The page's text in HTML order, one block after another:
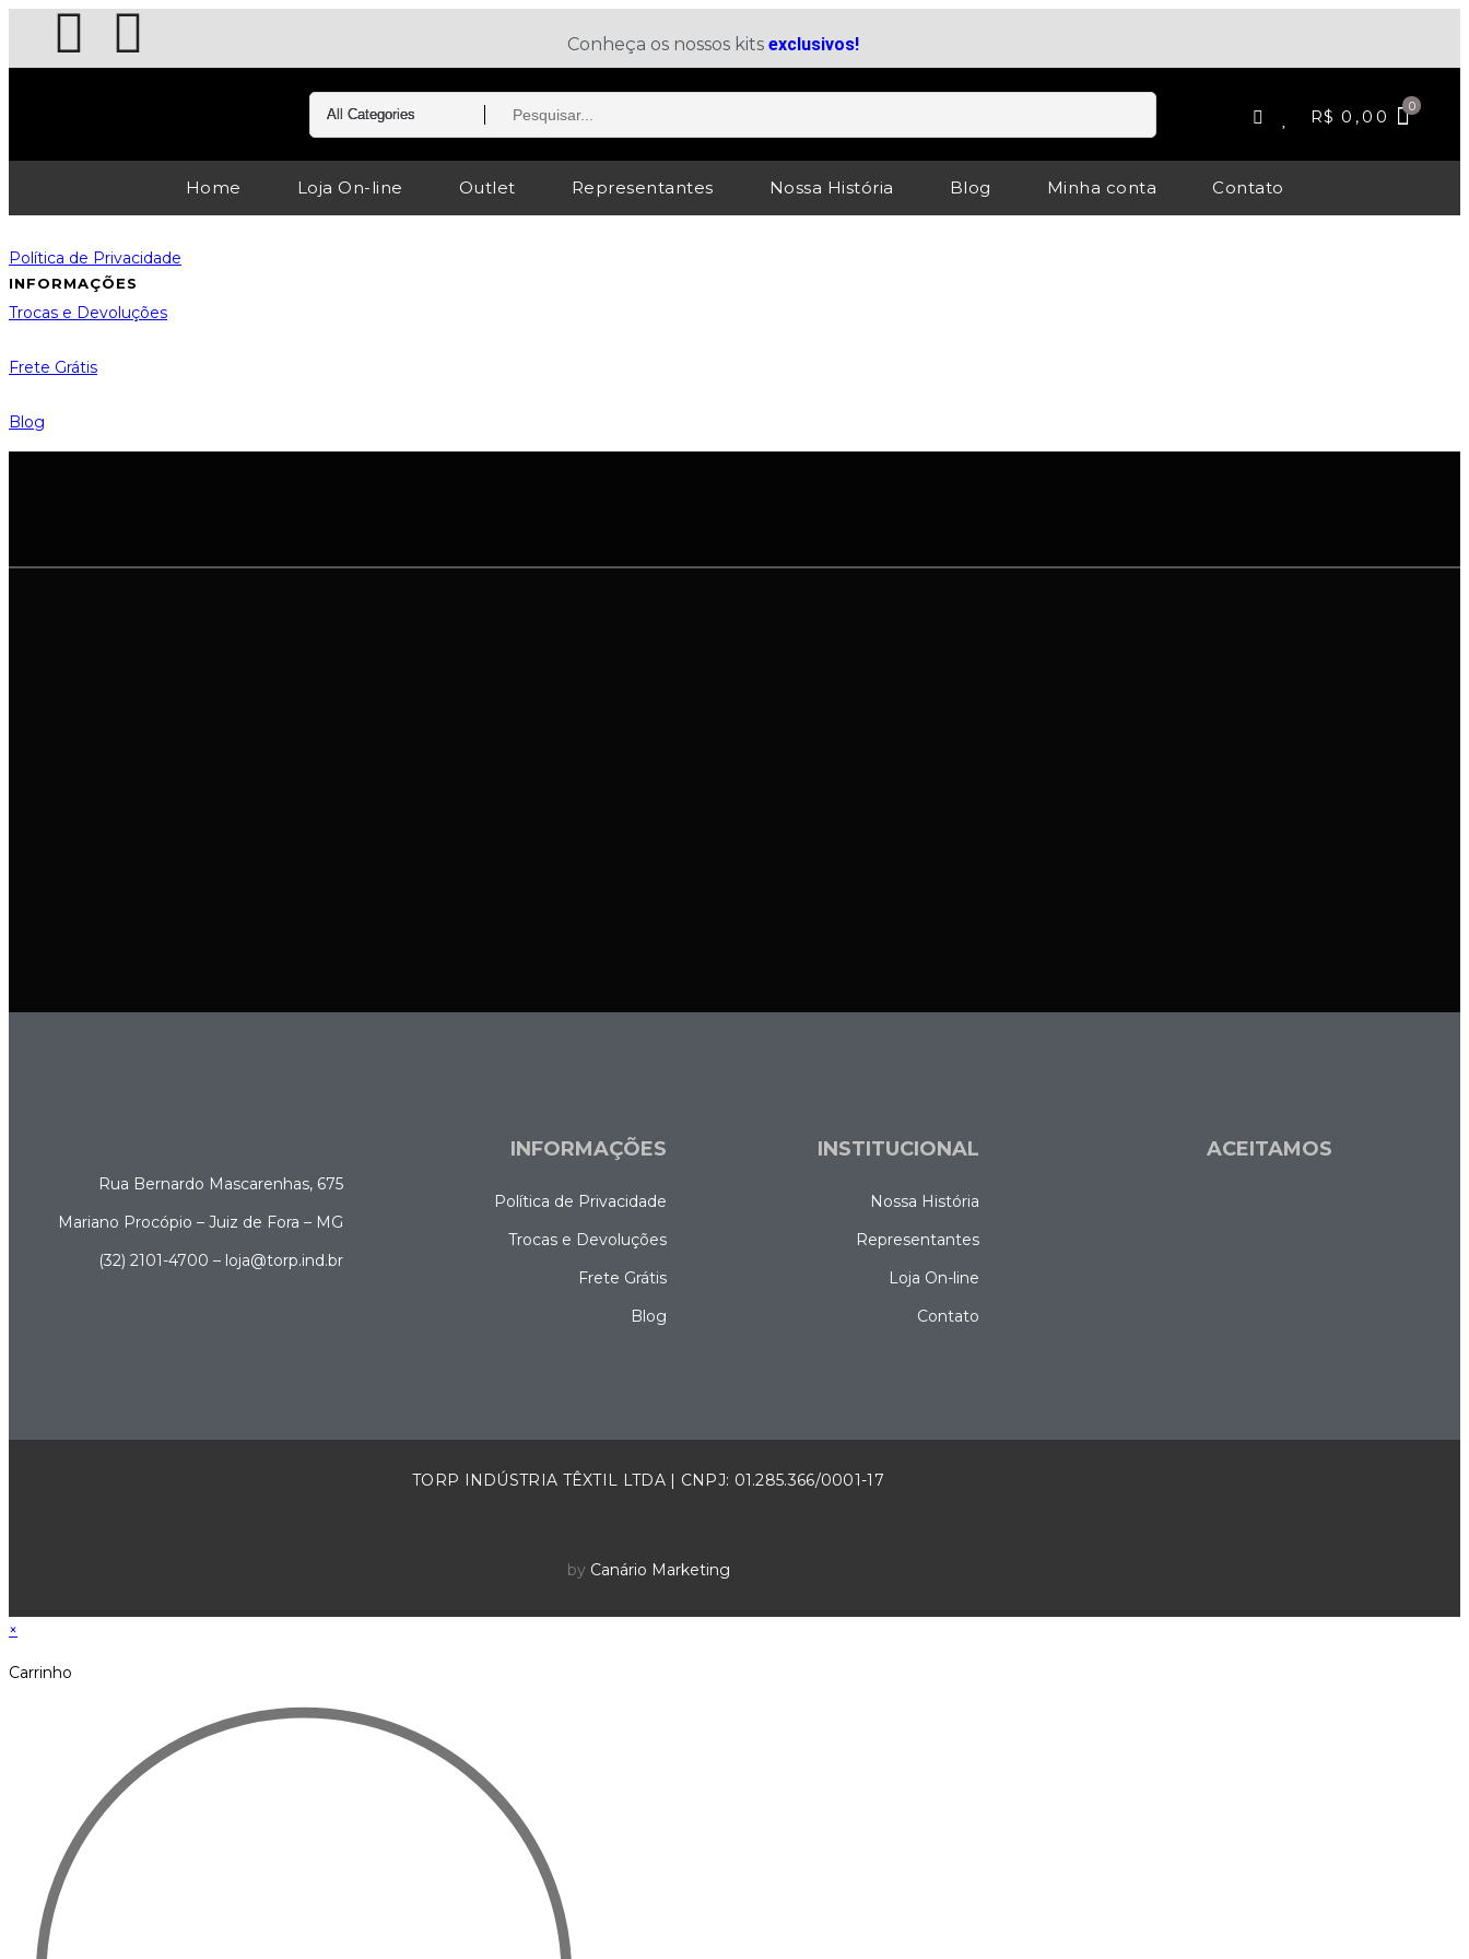
Conheça os nossos kitsexclusivos!
R$ 0,00
Home Loja On-line Outlet Representantes Nossa História Blog Minha conta Contato
INFORMAÇÕES
Política de Privacidade
Trocas e Devoluções
Frete Grátis
Blog
Rua Bernardo Mascarenhas, 675
Mariano Procópio – Juiz de Fora – MG
(32) 2101-4700 – loja@torp.ind.br
INFORMAÇÕES
Política de Privacidade
Trocas e Devoluções
Frete Grátis
Blog
INSTITUCIONAL
Nossa História
Representantes
Loja On-line
Contato
ACEITAMOS
TORP INDÚSTRIA TÊXTIL LTDA | CNPJ: 01.285.366/0001-17
by Canário Marketing
×
Carrinho